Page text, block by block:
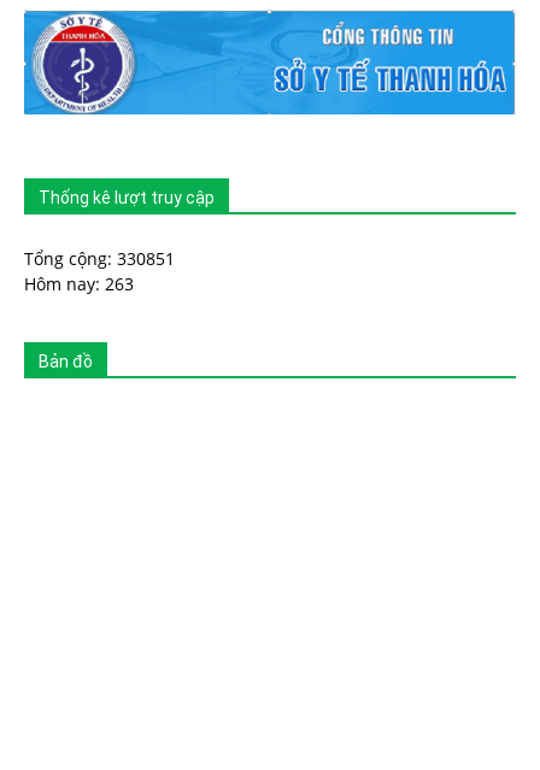
Thống kê lượt truy cập
Tổng cộng: 330851
Hôm nay: 263
Bản đồ